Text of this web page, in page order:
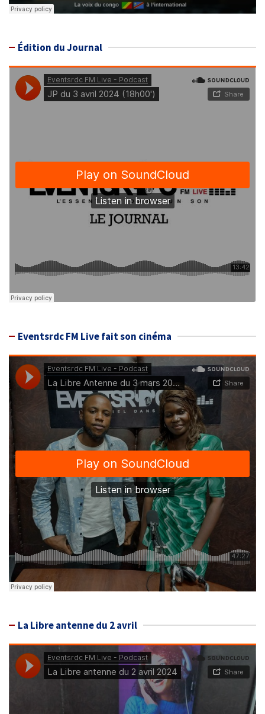
Édition du Journal
Eventsrdc FM Live fait son cinéma
La Libre antenne du 2 avril